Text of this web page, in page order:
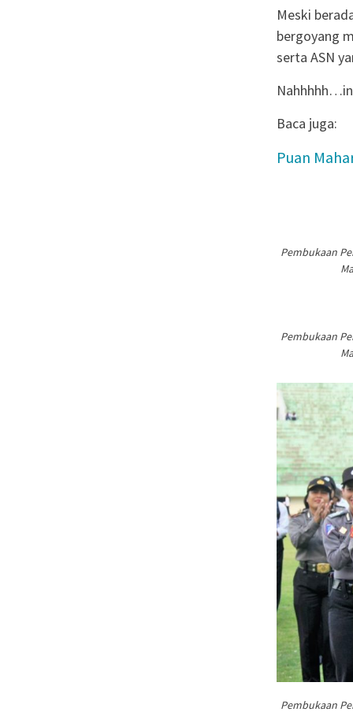
Meski
bergoyang
serta ASN
Baca juga:
Puan
Pembukaan
Pembukaan
Pembukaan